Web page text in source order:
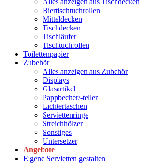
Alles anzeigen aus Tischdecken
Biertischtuchrollen
Mitteldecken
Tischdecken
Tischläufer
Tischtuchrollen
Toilettenpapier
Zubehör
Alles anzeigen aus Zubehör
Displays
Glasartikel
Pappbecher/-teller
Lichtertaschen
Serviettenringe
Streichhölzer
Sonstiges
Untersetzer
Angebote
Eigene Servietten gestalten